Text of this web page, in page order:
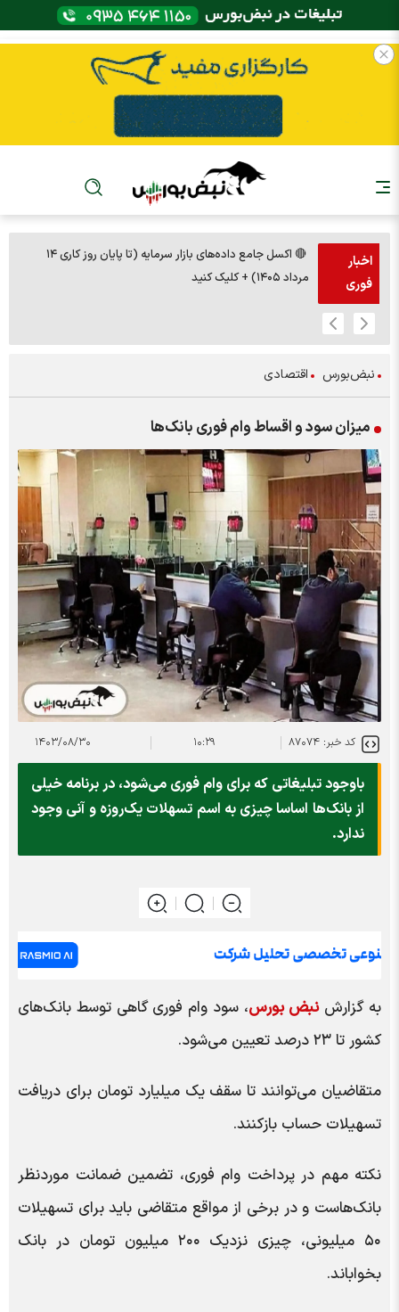
اخبار
فوری
🔴 اکسل جامع داده‌های بازار سرمایه (تا پایان روز کاری ۱۴
مرداد ۱۴۰۵) + کلیک کنید
نبض‌بورس اقتصادی
میزان سود و اقساط وام فوری بانک‌ها
کد خبر: ۸۷۰۷۴ ۱۰:۲۹ ۱۴۰۳/۰۸/۳۰
باوجود تبلیغاتی که برای وام فوری می‌شود، در برنامه خیلی
از بانک‌ها اساسا چیزی به اسم تسهلات یک‌روزه و آنی وجود
ندارد.
به گزارشنبض بورس، سود وام فوری گاهی توسط بانک‌های
کشور تا ۲۳ درصد تعیین می‌شود.
متقاضیان می‌توانند تا سقف یک میلیارد تومان برای دریافت
تسهیلات حساب بازکنند.
نکته مهم در پرداخت وام فوری، تضمین ضمانت موردنظر
بانک‌هاست و در برخی از مواقع متقاضی باید برای تسهیلات
۵۰ میلیونی، چیزی نزدیک ۲۰۰ میلیون تومان در بانک
بخواباند.